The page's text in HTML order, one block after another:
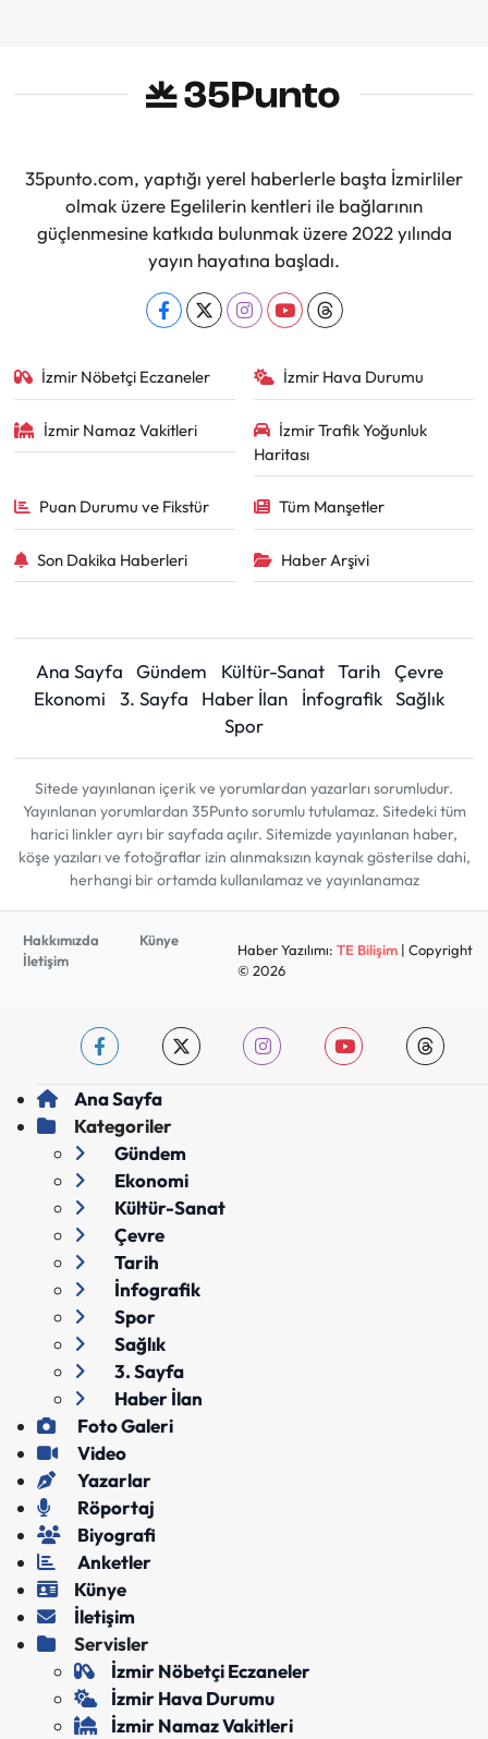
35punto.com, yaptığı yerel haberlerle başta İzmirliler
olmak üzere Egelilerin kentleri ile bağlarının
güçlenmesine katkıda bulunmak üzere 2022 yılında
yayın hayatına başladı.
İzmir Nöbetçi Eczaneler İzmir Hava Durumu
İzmir Namaz Vakitleri
İzmir Trafik Yoğunluk
Haritası
Puan Durumu ve Fikstür Tüm Manşetler
Son Dakika Haberleri Haber Arşivi
Ana Sayfa Gündem Kültür-Sanat Tarih
Çevre
Ekonomi
3. Sayfa Haber İlan İnfografik Sağlık
Spor
Sitede yayınlanan içerik ve yorumlardan yazarları sorumludur.
Yayınlanan yorumlardan 35Punto sorumlu tutulamaz. Sitedeki tüm
harici linkler ayrı bir sayfada açılır. Sitemizde yayınlanan haber,
köşe yazıları ve fotoğraflar izin alınmaksızın kaynak gösterilse dahi,
herhangi bir ortamda kullanılamaz ve yayınlanamaz
Hakkımızda
Künye
İletişim
Haber Yazılımı: TE Bilişim| Copyright
© 2026
Ana Sayfa
Kategoriler
Gündem
Ekonomi
Kültür-Sanat
Çevre
Tarih
İnfografik
Spor
Sağlık
3. Sayfa
Haber İlan
Foto Galeri
Video
Yazarlar
Röportaj
Biyografi
Anketler
Künye
İletişim
Servisler
İzmir Nöbetçi Eczaneler
İzmir Hava Durumu
İzmir Namaz Vakitleri